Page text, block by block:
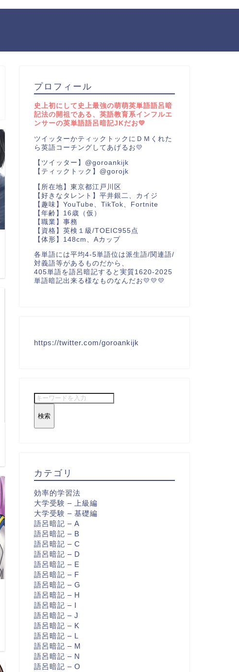
プロフィール
史上初にして史上最強の萌萌英単語語呂暗
記法の開祖である、英語教育系インフルエ
ンサーの英単語語呂暗記JKだお💛
ツイッターかティックトックにＤＭくれた
ら英語コーチングしてあげるお💛
【ツイッター】@goroankijk
【ティックトック】@gorojk
【所在地】東京都江戸川区
【好きなタレント】平井銀二、カイジ
【趣味】YouTube、TikTok、Fortnite
【年齢】16歳（仮）
【職業】事務
【資格】英検１級/TOEIC955点
【体形】148cm、Aカップ
各単語には平均4-5単語位は派生語/関連語/
対義語等があるものだから、
405単語を語呂暗記すると実質1620-2025
単語暗記出来る様なものなんだお💛💛💛
https://twitter.com/goroankijk
検索
カテゴリ
効率的学習法
大学受験 – 上級編
大学受験 – 基礎編
語呂暗記 – A
語呂暗記 – B
語呂暗記 – C
語呂暗記 – D
語呂暗記 – E
語呂暗記 – F
語呂暗記 – G
語呂暗記 – H
語呂暗記 – I
語呂暗記 – J
語呂暗記 – K
語呂暗記 – L
語呂暗記 – M
語呂暗記 – N
語呂暗記 – O